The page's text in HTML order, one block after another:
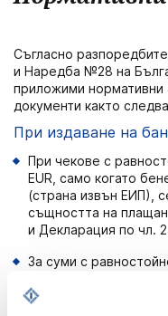
Съгласно
и Наредба №28 на
приложими нормативни
документи както
При издаване на
При чекове с
EUR, само когато
(страна извън ЕИП),
същността на
и Декларация по чл.
За суми с
паричните